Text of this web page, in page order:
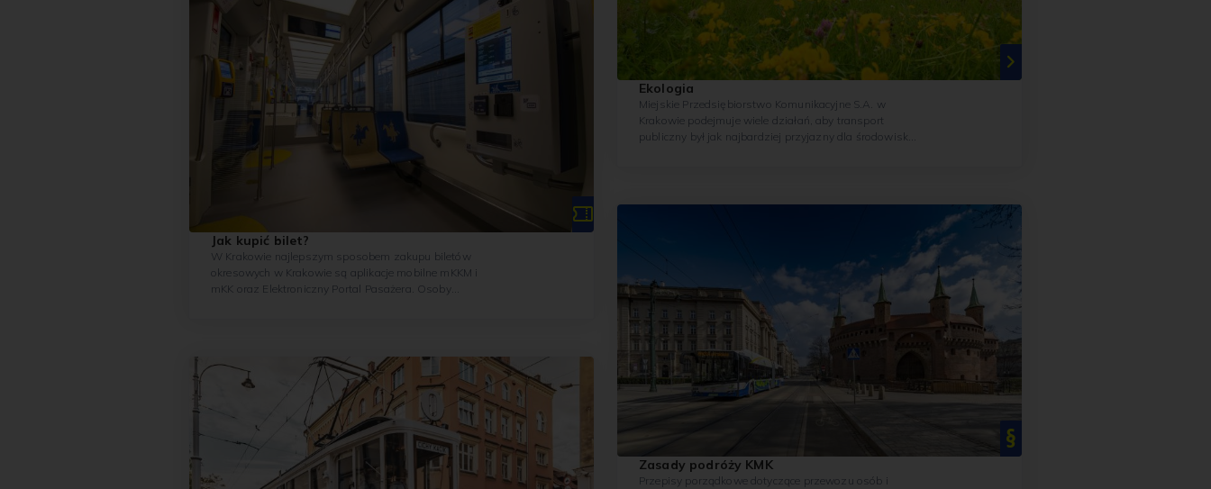
Jak kupić bilet?
W Krakowie najlepszym sposobem zakupu biletów
okresowych w Krakowie są aplikacje mobilne mKKM i
mKK oraz Elektroniczny Portal Pasażera. Osoby
Ekologia
Miejskie Przedsiębiorstwo Komunikacyjne S.A. w
Krakowie podejmuje wiele działań, aby transport
publiczny był jak najbardziej przyjazny dla środowiska.
Zasady podróży KMK
Przepisy porządkowe dotyczące przewozu osób i